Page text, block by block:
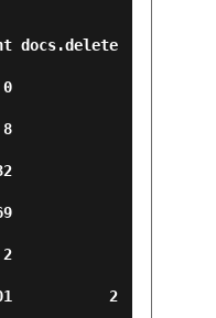
101           2